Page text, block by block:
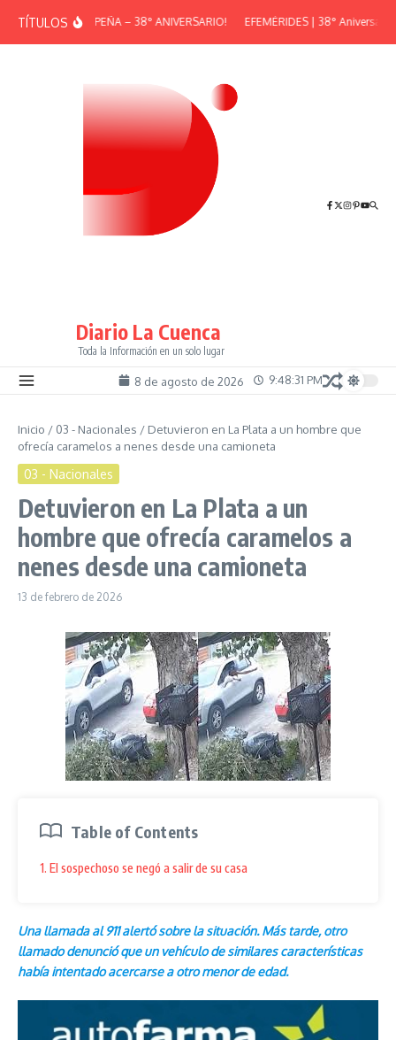
TÍTULOS¡GRAN PEÑA – 38° ANIVERSARIO! EFEMÉRIDES | 38°
Diario La Cuenca
Toda la Información en un solo lugar
8 de agosto de 2026 9:48:31 PM
Inicio / 03 - Nacionales / Detuvieron en La Plata a un hombre que
ofrecía caramelos a nenes desde una camioneta
03 - Nacionales
Detuvieron en La Plata a un
hombre que ofrecía caramelos a
nenes desde una camioneta
13 de febrero de 2026
Table of Contents
1. El sospechoso se negó a salir de su casa
Una llamada al 911 alertó sobre la situación. Más tarde, otro
llamado denunció que un vehículo de similares características
había intentado acercarse a otro menor de edad.